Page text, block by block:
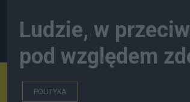
Ludzie, w
pod względem
POLITYKA